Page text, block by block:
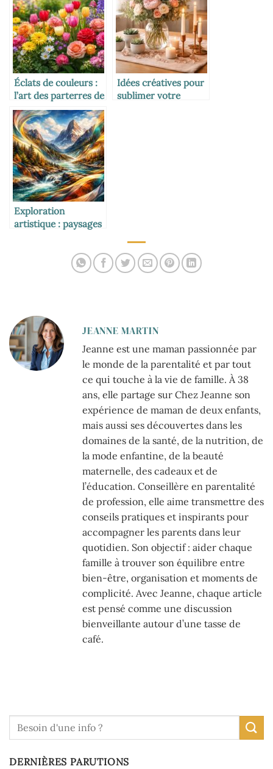
Éclats de couleurs :
l’art des parterres de
fleurs
Idées créatives pour
sublimer votre
Exploration
artistique : paysages
JEANNE MARTIN
Jeanne est une maman passionnée par
le monde de la parentalité et par tout
ce qui touche à la vie de famille. À 38
ans, elle partage sur Chez Jeanne son
expérience de maman de deux enfants,
mais aussi ses découvertes dans les
domaines de la santé, de la nutrition, de
la mode enfantine, de la beauté
maternelle, des cadeaux et de
l’éducation. Conseillère en parentalité
de profession, elle aime transmettre des
conseils pratiques et inspirants pour
accompagner les parents dans leur
quotidien. Son objectif : aider chaque
famille à trouver son équilibre entre
bien-être, organisation et moments de
complicité. Avec Jeanne, chaque article
est pensé comme une discussion
bienveillante autour d’une tasse de
café.
DERNIÈRES PARUTIONS